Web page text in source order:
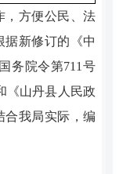
，方便公民、法
据新修订的《中
务院令第711号
《山丹县人民政
合我局实际，编